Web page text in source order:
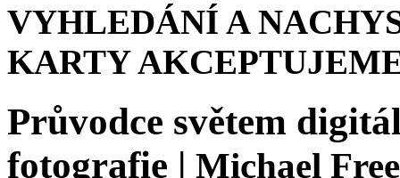
VYHLEDÁNÍ A
KARTY
Průvodce světem
fotografie | Michael